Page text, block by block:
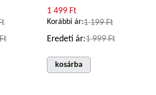
1 499 Ft
Korábbi ár:1 199 Ft
Eredeti ár:1 999 Ft
kosárba